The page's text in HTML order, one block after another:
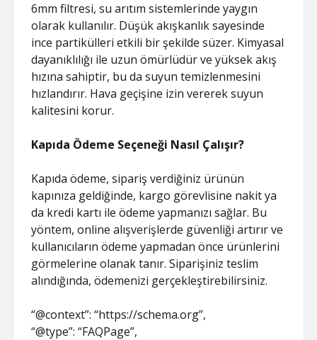
6mm filtresi, su arıtım sistemlerinde yaygın
olarak kullanılır. Düşük akışkanlık sayesinde
ince partikülleri etkili bir şekilde süzer. Kimyasal
dayanıklılığı ile uzun ömürlüdür ve yüksek akış
hızına sahiptir, bu da suyun temizlenmesini
hızlandırır. Hava geçişine izin vererek suyun
kalitesini korur.
Kapıda Ödeme Seçeneği Nasıl Çalışır?
Kapıda ödeme, sipariş verdiğiniz ürünün
kapınıza geldiğinde, kargo görevlisine nakit ya
da kredi kartı ile ödeme yapmanızı sağlar. Bu
yöntem, online alışverişlerde güvenliği artırır ve
kullanıcıların ödeme yapmadan önce ürünlerini
görmelerine olanak tanır. Siparişiniz teslim
alındığında, ödemenizi gerçekleştirebilirsiniz.
“@context”: “https://schema.org”,
“@type”: “FAQPage”,